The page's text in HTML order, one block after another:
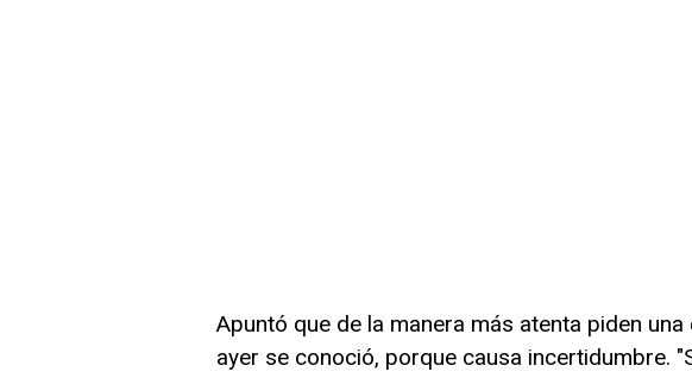
Apuntó que de la manera más atenta piden
ayer se conoció, porque causa incertidumbre.